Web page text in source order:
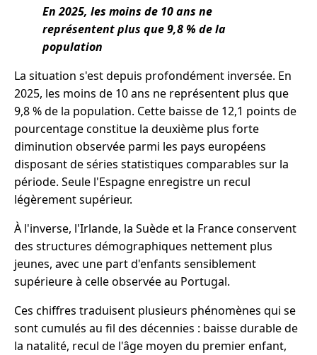
En 2025, les moins de 10 ans ne
représentent plus que 9,8 % de la
population
La situation s'est depuis profondément inversée. En
2025, les moins de 10 ans ne représentent plus que
9,8 % de la population. Cette baisse de 12,1 points de
pourcentage constitue la deuxième plus forte
diminution observée parmi les pays européens
disposant de séries statistiques comparables sur la
période. Seule l'Espagne enregistre un recul
légèrement supérieur.
À l'inverse, l'Irlande, la Suède et la France conservent
des structures démographiques nettement plus
jeunes, avec une part d'enfants sensiblement
supérieure à celle observée au Portugal.
Ces chiffres traduisent plusieurs phénomènes qui se
sont cumulés au fil des décennies : baisse durable de
la natalité, recul de l'âge moyen du premier enfant,